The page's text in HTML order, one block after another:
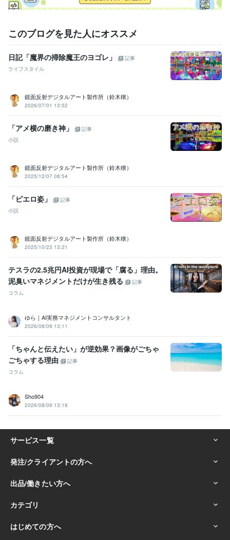
このブログを見た人にオススメ
日記「魔界の掃除魔王のヨゴレ」
記事
ライフスタイル
鏡面反射デジタルアート製作所（鈴木穣）
2026/07/01 13:52
「アメ横の磨き神」
記事
小説
鏡面反射デジタルアート製作所（鈴木穣）
2025/12/07 08:54
「ピエロ姿」
記事
小説
鏡面反射デジタルアート製作所（鈴木穣）
2025/10/23 13:21
テスラの2.5兆円AI投資が現場で「腐る」理由。
泥臭いマネジメントだけが生き残る
記事
コラム
ゆら｜AI実務マネジメントコンサルタント
2026/08/09 13:11
「ちゃんと伝えたい」が逆効果？画像がごちゃ
ごちゃする理由
記事
コラム
Sho904
2026/08/09 13:18